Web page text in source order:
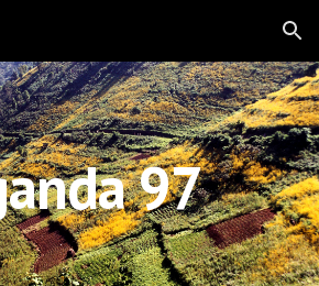
Skip to navigation
97